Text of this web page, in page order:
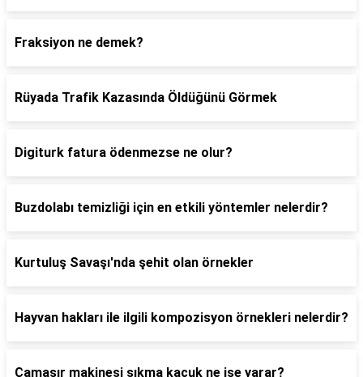
Fraksiyon ne demek?
Rüyada Trafik Kazasında Öldüğünü Görmek
Digiturk fatura ödenmezse ne olur?
Buzdolabı temizliği için en etkili yöntemler nelerdir?
Kurtuluş Savaşı'nda şehit olan örnekler
Hayvan hakları ile ilgili kompozisyon örnekleri nelerdir?
Çamaşır makinesi sıkma kaçuk ne işe yarar?